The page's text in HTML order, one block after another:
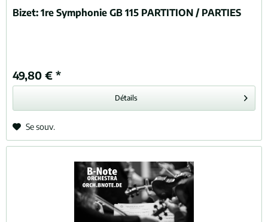
Bizet:1re Symphonie GB 115 PARTITION / PARTIES
49,80 € *
Détails
Se souv.